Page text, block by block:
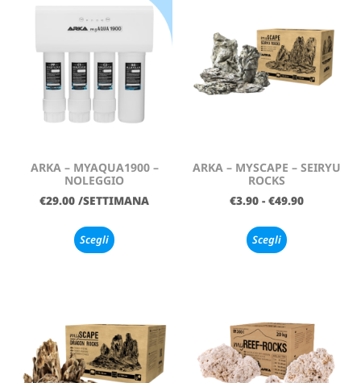
ARKA – MYAQUA1900 –
NOLEGGIO
€29.00 /SETTIMANA
Scegli
ARKA – MYSCAPE – SEIRYU
ROCKS
€3.90 - €49.90
Scegli